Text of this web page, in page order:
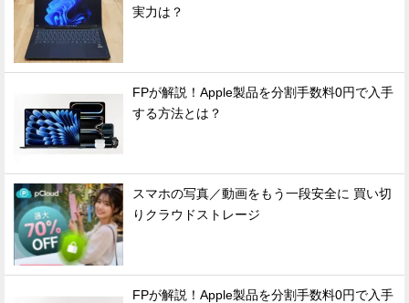
実力は？
FPが解説！Apple製品を分割手数料0円で入手
する方法とは？
スマホの写真／動画をもう一段安全に 買い切
りクラウドストレージ
FPが解説！Apple製品を分割手数料0円で入手